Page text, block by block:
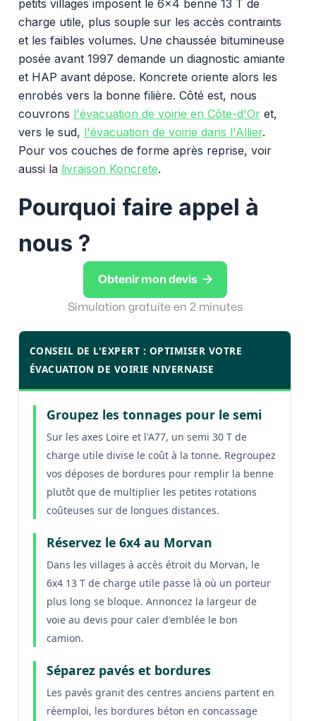
petits villages imposent le 6x4 benne 13 T de
charge utile, plus souple sur les accès contraints
et les faibles volumes. Une chaussée bitumineuse
posée avant 1997 demande un diagnostic amiante
et HAP avant dépose. Koncrete oriente alors les
enrobés vers la bonne filière. Côté est, nous
couvrons l'évacuation de voirie en Côte-d'Oret,
vers le sud, l'évacuation de voirie dans l'Allier.
Pour vos couches de forme après reprise, voir
aussi la livraison Koncrete.
Pourquoi faire appel à
nous ?
Obtenir mon devis 
Simulation gratuite en 2 minutes
CONSEIL DE L'EXPERT : OPTIMISER VOTRE
ÉVACUATION DE VOIRIE NIVERNAISE
Groupez les tonnages pour le semi
Sur les axes Loire et l'A77, un semi 30 T de
charge utile divise le coût à la tonne. Regroupez
vos déposes de bordures pour remplir la benne
plutôt que de multiplier les petites rotations
coûteuses sur de longues distances.
Réservez le 6x4 au Morvan
Dans les villages à accès étroit du Morvan, le
6x4 13 T de charge utile passe là où un porteur
plus long se bloque. Annoncez la largeur de
voie au devis pour caler d'emblée le bon
camion.
Séparez pavés et bordures
Les pavés granit des centres anciens partent en
réemploi, les bordures béton en concassage